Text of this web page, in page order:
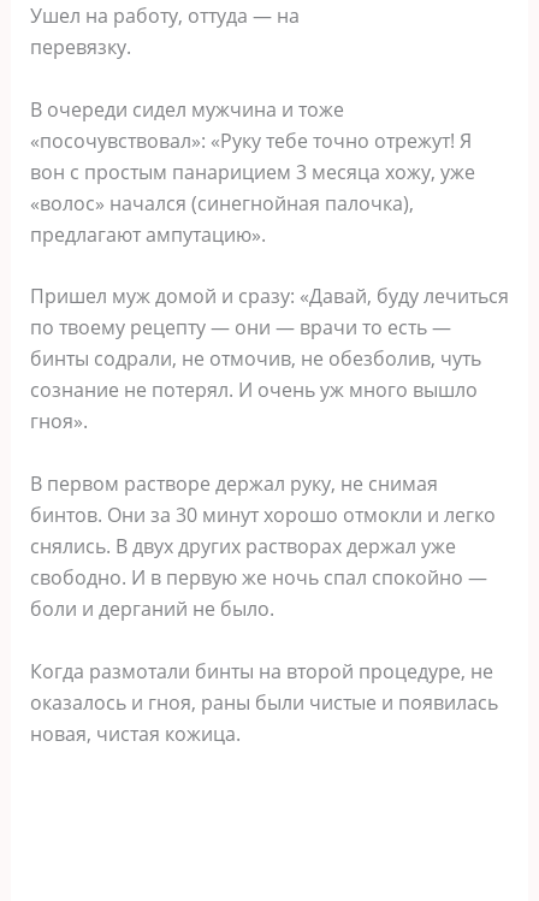
Ушел на работу, оттуда — на
перевязку.
В очереди сидел мужчина и тоже
«посочувствовал»: «Руку тебе точно отрежут! Я
вон с простым панарицием 3 месяца хожу, уже
«волос» начался (синегнойная палочка),
предлагают ампутацию».
Пришел муж домой и сразу: «Давай, буду лечиться
по твоему рецепту — они — врачи то есть —
бинты содрали, не отмочив, не обезболив, чуть
сознание не потерял. И очень уж много вышло
гноя».
В первом растворе держал руку, не снимая
бинтов. Они за 30 минут хорошо отмокли и легко
снялись. В двух других растворах держал уже
свободно. И в первую же ночь спал спокойно —
боли и дерганий не было.
Когда размотали бинты на второй процедуре, не
оказалось и гноя, раны были чистые и появилась
новая, чистая кожица.